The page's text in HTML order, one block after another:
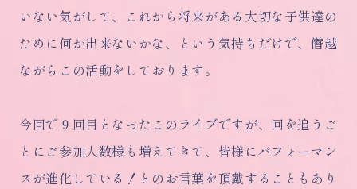
いない気がして、これから将来がある大切な子供達の
ために何か出来ないかな、という気持ちだけで、僭越
ながらこの活動をしております。
今回で９回目となったこのライブですが、回を追うご
とにご参加人数様も増えてきて、皆様にパフォーマン
スが進化している！とのお言葉を頂戴することもあり